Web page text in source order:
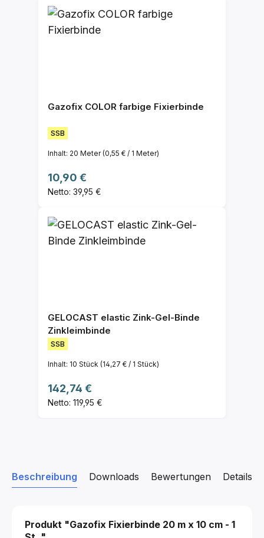
Gazofix COLOR farbige Fixierbinde
SSB
Inhalt: 20 Meter(0,55 € / 1 Meter)
Regulärer Preis:
10,90 €
Netto: 39,95 €
GELOCAST elastic Zink-Gel-Binde
Zinkleimbinde
SSB
Inhalt: 10 Stück (14,27 € / 1 Stück)
Regulärer Preis:
142,74 €
Netto: 119,95 €
Beschreibung Downloads Details
Bewertungen
Produkt "Gazofix Fixierbinde 20 m x 10 cm - 1